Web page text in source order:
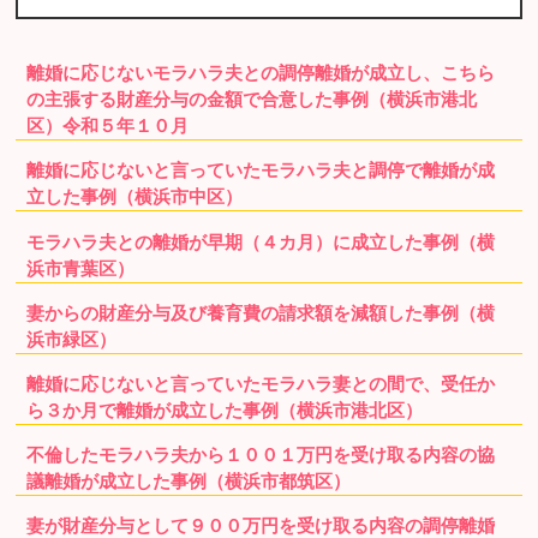
離婚に応じないモラハラ夫との調停離婚が成立し、こちら
の主張する財産分与の金額で合意した事例（横浜市港北
区）令和５年１０月
離婚に応じないと言っていたモラハラ夫と調停で離婚が成
立した事例（横浜市中区）
モラハラ夫との離婚が早期（４カ月）に成立した事例（横
浜市青葉区）
妻からの財産分与及び養育費の請求額を減額した事例（横
浜市緑区）
離婚に応じないと言っていたモラハラ妻との間で、受任か
ら３か月で離婚が成立した事例（横浜市港北区）
不倫したモラハラ夫から１００１万円を受け取る内容の協
議離婚が成立した事例（横浜市都筑区）
妻が財産分与として９００万円を受け取る内容の調停離婚